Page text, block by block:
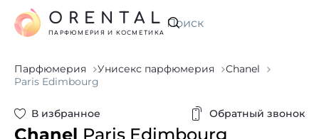
Искать
ORENTAL
ПАРФЮМЕРИЯ И КОСМЕТИКА
Парфюмерия Унисекс парфюмерия
Chanel
Paris Edimbourg
В избранное Обратный звонок
Chanel Paris Edimbourg